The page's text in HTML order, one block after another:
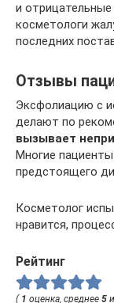
и
косметологи
последних
Отзывы
Эксфолиацию с
делают по
вызывает
Многие пациенты
предстоящего
Косметолог
нравится,
Рейтинг
( 1 оценка, среднее 5